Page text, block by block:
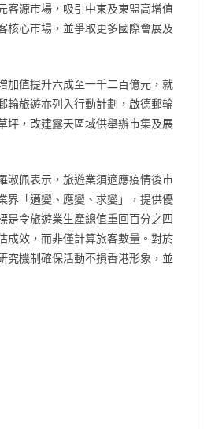
客源市場，吸引中東及東盟高增值
核心市場，並爭取更多國際會展及
加值提升六成至一千二百億元，就
輪旅遊亦列入行動計劃，啟德郵輪
坪，改建露天區域供舉辦市集及展
淑佩表示，旅遊業須適應疫情後市
界「適變、應變、求變」，提供優
是令旅遊業生產總值重回百分之四
成效，而非僅計算旅客數量。對於
究機制確保活動不損香港形象，並